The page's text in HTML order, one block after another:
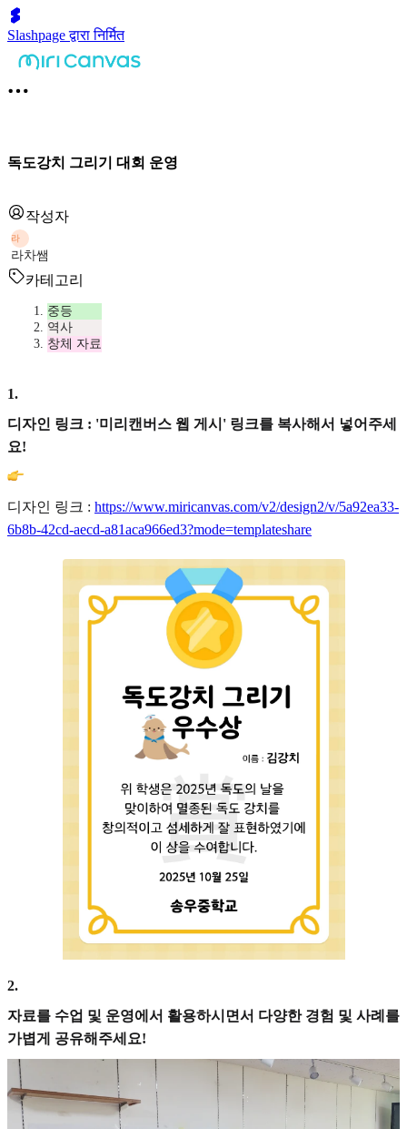
Slashpage द्वारा निर्मित
독도강치 그리기 대회 운영
작성자
라
라차쌤
카테고리
중등
역사
창체 자료
1.
디자인 링크 : '미리캔버스 웹 게시' 링크를 복사해서 넣어주세
요!
디자인 링크 : https://www.miricanvas.com/v2/design2/v/5a92ea33-
6b8b-42cd-aecd-a81aca966ed3?mode=templateshare
2.
자료를 수업 및 운영에서 활용하시면서 다양한 경험 및 사례를
가볍게 공유해주세요!